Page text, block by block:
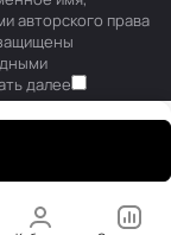
авторского права
далее